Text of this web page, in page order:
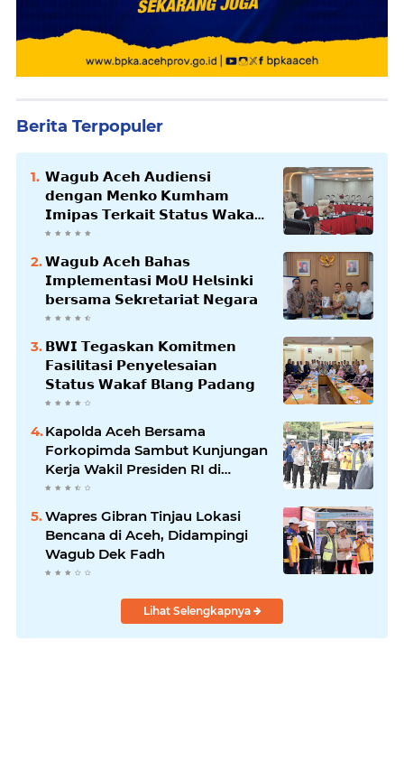
Berita Terpopuler
𝗪𝗮𝗴𝘂𝗯 𝗔𝗰𝗲𝗵 𝗔𝘂𝗱𝗶𝗲𝗻𝘀𝗶
𝗱𝗲𝗻𝗴𝗮𝗻 𝗠𝗲𝗻𝗸𝗼 𝗞𝘂𝗺𝗵𝗮𝗺
𝗜𝗺𝗶𝗽𝗮𝘀 𝗧𝗲𝗿𝗸𝗮𝗶𝘁 𝗦𝘁𝗮𝘁𝘂𝘀 𝗪𝗮𝗸𝗮𝗳
𝗕𝗹𝗮𝗻𝗴𝗽𝗮𝗱𝗮𝗻𝗴
𝗪𝗮𝗴𝘂𝗯 𝗔𝗰𝗲𝗵 𝗕𝗮𝗵𝗮𝘀
𝗜𝗺𝗽𝗹𝗲𝗺𝗲𝗻𝘁𝗮𝘀𝗶 𝗠𝗼𝗨 𝗛𝗲𝗹𝘀𝗶𝗻𝗸𝗶
𝗯𝗲𝗿𝘀𝗮𝗺𝗮 𝗦𝗲𝗸𝗿𝗲𝘁𝗮𝗿𝗶𝗮𝘁 𝗡𝗲𝗴𝗮𝗿𝗮
𝗕𝗪𝗜 𝗧𝗲𝗴𝗮𝘀𝗸𝗮𝗻 𝗞𝗼𝗺𝗶𝘁𝗺𝗲𝗻
𝗙𝗮𝘀𝗶𝗹𝗶𝘁𝗮𝘀𝗶 𝗣𝗲𝗻𝘆𝗲𝗹𝗲𝘀𝗮𝗶𝗮𝗻
𝗦𝘁𝗮𝘁𝘂𝘀 𝗪𝗮𝗸𝗮𝗳 𝗕𝗹𝗮𝗻𝗴 𝗣𝗮𝗱𝗮𝗻𝗴
Kapolda Aceh Bersama
Forkopimda Sambut Kunjungan
Kerja Wakil Presiden RI di
Kabupaten Bireuen
Wapres Gibran Tinjau Lokasi
Bencana di Aceh, Didampingi
Wagub Dek Fadh
Lihat Selengkapnya